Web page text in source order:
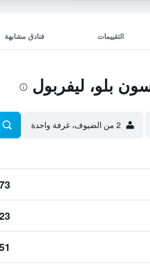
التقييمات فنادق مشابهة
بلو، ليفربول
2 من الضيوف، غرفة واحدة